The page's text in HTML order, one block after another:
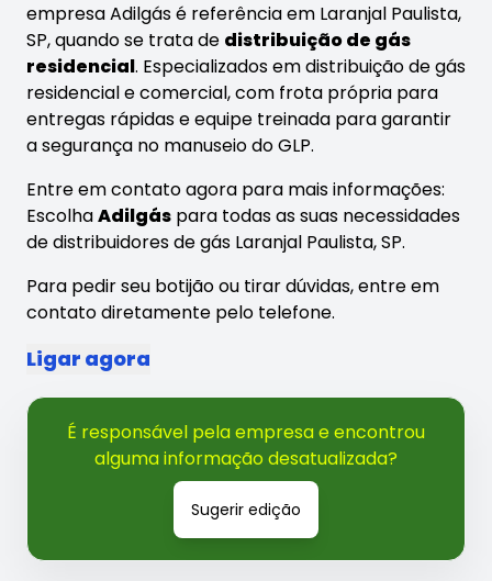
empresa Adilgás é referência em Laranjal Paulista,
SP, quando se trata de distribuição de gás
residencial. Especializados em distribuição de gás
residencial e comercial, com frota própria para
entregas rápidas e equipe treinada para garantir
a segurança no manuseio do GLP.
Entre em contato agora para mais informações:
EscolhaAdilgás para todas as suas necessidades
de distribuidores de gás Laranjal Paulista, SP.
Para pedir seu botijão ou tirar dúvidas, entre em
contato diretamente pelo telefone.
Ligar agora
É responsável pela empresa e encontrou
alguma informação desatualizada?
Sugerir edição